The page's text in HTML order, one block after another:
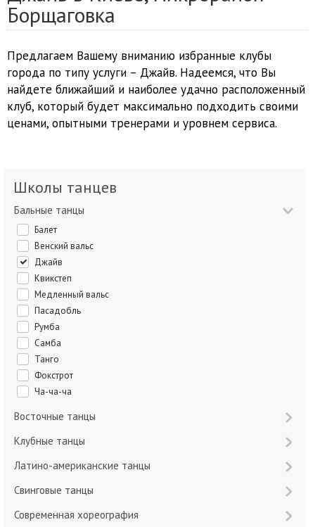
Борщаговка
Предлагаем Вашему вниманию избранные клубы
города по типу услуги – Джайв. Надеемся, что Вы
найдете ближайший и наиболее удачно расположенный
клуб, который будет максимально подходить своими
ценами, опытными тренерами и уровнем сервиса.
Школы танцев
Бальные танцы
Балет
Венский вальс
Джайв
Квикстеп
Медленный вальс
Пасадобль
Румба
Самба
Танго
Фокстрот
Ча-ча-ча
Восточные танцы
Клубные танцы
Латино-американские танцы
Свинговые танцы
Современная хореография